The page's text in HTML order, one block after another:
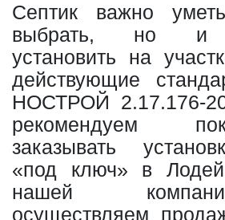
Септик важно
выбрать, но и
установить на
действующие
НОСТРОЙ 2.17.176-
рекомендуем
заказывать
«под ключ» в
нашей
осуществляем